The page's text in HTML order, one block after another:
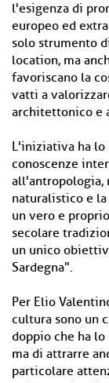
l'esigenza di
europeo ed
solo strumento
location, ma
favoriscano la
vatti a
architettonico e
L'iniziativa ha
conoscenze
all'antropologia,
naturalistico e
un vero e
secolare
un unico
Sardegna".
Per Elio
cultura sono un
doppio che ha
ma di attrarre
particolare